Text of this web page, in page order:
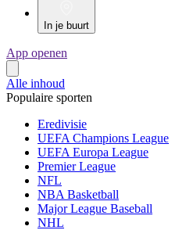
In je buurt
App openen
Alle inhoud
Populaire sporten
Eredivisie
UEFA Champions League
UEFA Europa League
Premier League
NFL
NBA Basketball
Major League Baseball
NHL